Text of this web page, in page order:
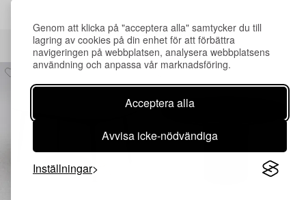
Genom att klicka på "acceptera alla" samtycker du till
lagring av cookies på din enhet för att förbättra
navigeringen på webbplatsen, analysera webbplatsens
användning och anpassa vår marknadsföring.
Acceptera alla
Avvisa icke-nödvändiga
Inställningar
Andra har även tittat på